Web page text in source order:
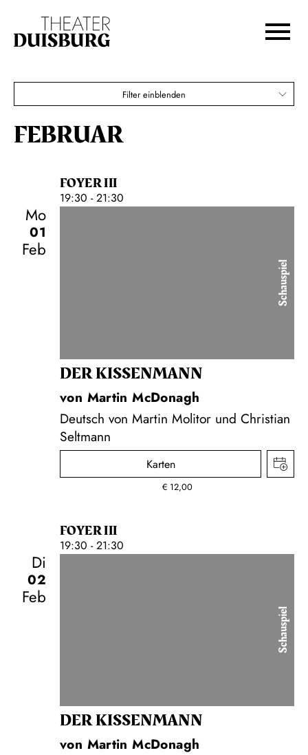
Zur Hauptnavigation springen
Zum Footer springen
Opernsaga geht weiter
FEBRUAR
FOYER III
19:30 - 21:30
Mo
01
Feb
Schauspiel
DER KISSEN­MANN
von Martin McDonagh
Deutsch von Martin Molitor und Christian
Seltmann
Karten
€ 12,00
FOYER III
19:30 - 21:30
Di
02
Feb
Schauspiel
DER KISSEN­MANN
von Martin McDonagh